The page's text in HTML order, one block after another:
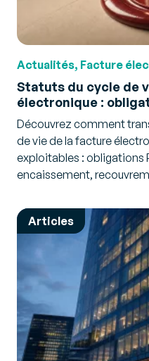
Actualités, Facture
Statuts du cycle de
électronique :
Découvrez comment
de vie de la facture
exploitables : obligations
encaissement,
Articles